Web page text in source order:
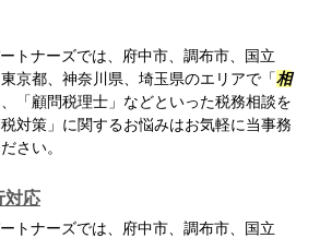
トナーズでは、府中市、調布市、国立
京都、神奈川県、埼玉県のエリアで「相
「顧問税理士」などといった税務相談を
対策」に関するお悩みはお気軽に当事務
さい。
対応
トナーズでは、府中市、調布市、国立